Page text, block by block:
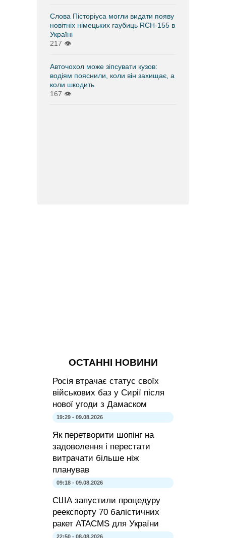
Слова Пісторіуса могли видати появу
новітніх німецьких гаубиць RCH-155 в
Україні
217 👁
Авточохол може зіпсувати кузов:
водіям пояснили, коли він захищає, а
коли шкодить
167 👁
ОСТАННІ НОВИНИ
Росія втрачає статус своїх
військових баз у Сирії після
нової угоди з Дамаском
19:29 - 09.08.2026
Як перетворити шопінг на
задоволення і перестати
витрачати більше ніж
планував
09:18 - 09.08.2026
США запустили процедуру
реекспорту 70 балістичних
ракет ATACMS для України
22:50 - 08.08.2026